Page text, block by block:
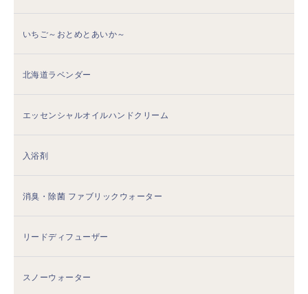
いちご～おとめとあいか～
北海道ラベンダー
エッセンシャルオイルハンドクリーム
入浴剤
消臭・除菌 ファブリックウォーター
リードディフューザー
スノーウォーター